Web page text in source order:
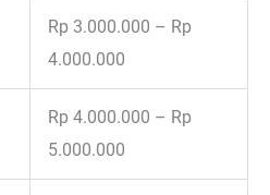
Rp 3.000.000 – Rp
4.000.000
Rp 4.000.000 – Rp
5.000.000